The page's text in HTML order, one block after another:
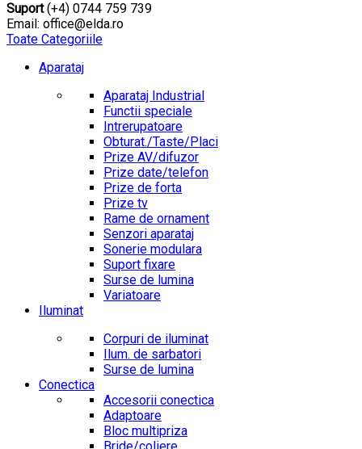
Suport(+4) 0744 759 739
Email: office@elda.ro
Toate Categoriile
Aparataj
Aparataj Industrial
Functii speciale
Intrerupatoare
Obturat./Taste/Placi
Prize AV/difuzor
Prize date/telefon
Prize de forta
Prize tv
Rame de ornament
Senzori aparataj
Sonerie modulara
Suport fixare
Surse de lumina
Variatoare
Iluminat
Corpuri de iluminat
Ilum. de sarbatori
Surse de lumina
Conectica
Accesorii conectica
Adaptoare
Bloc multipriza